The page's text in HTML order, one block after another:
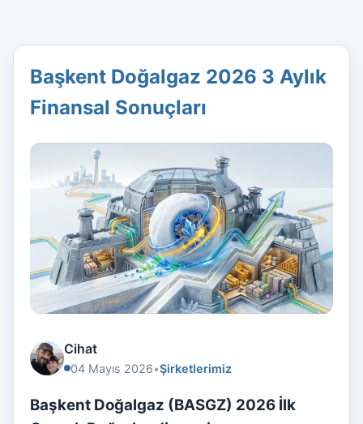
Başkent Doğalgaz 2026 3 Aylık
Finansal Sonuçları
Cihat
04 Mayıs 2026•Şirketlerimiz
Başkent Doğalgaz (BASGZ) 2026 İlk